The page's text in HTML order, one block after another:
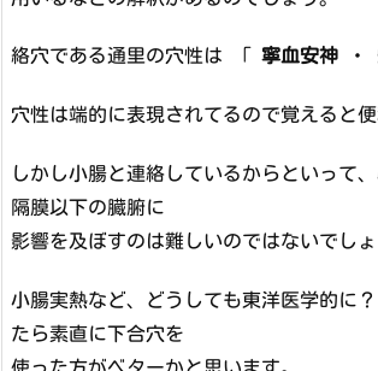
絡穴である通里の穴性は 「 寧血安神 ・
穴性は端的に表現されてるので覚えると便
しかし小腸と連絡しているからといって
隔膜以下の臓腑に
影響を及ぼすのは難しいのではないでしょ
小腸実熱など、どうしても東洋医学的に
たら素直に下合穴を
使った方がベターかと思います。